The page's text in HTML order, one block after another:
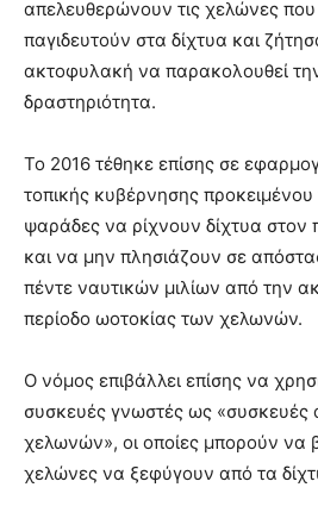
απελευθερώνουν τις χελώνες
παγιδευτούν στα δίχτυα και
ακτοφυλακή να παρακολουθεί
δραστηριότητα.
Το 2016 τέθηκε επίσης σε
τοπικής κυβέρνησης
ψαράδες να ρίχνουν δίχτυα
και να μην πλησιάζουν σε
πέντε ναυτικών μιλίων από την
περίοδο ωοτοκίας των χελωνών.
Ο νόμος επιβάλλει επίσης να
συσκευές γνωστές ως «συσκευές
χελωνών», οι οποίες μπορούν να
χελώνες να ξεφύγουν από τα